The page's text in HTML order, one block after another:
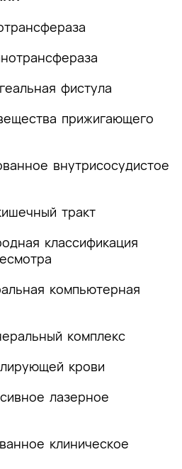
или состояния
и противопоказания к
диагностические
исследования
и
диетотерапию,
применению методов
показания и
методов
природных
фистула
прижигающего
внутрисосудистое
тракт
классификация
компьютерная
комплекс
крови
лазерное
клиническое